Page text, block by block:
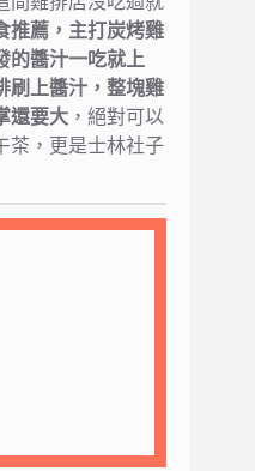
推薦，主打炭烤雞
的醬汁一吃就上
刷上醬汁，整塊雞
還要大 ，絕對可以
茶，更是士林社子